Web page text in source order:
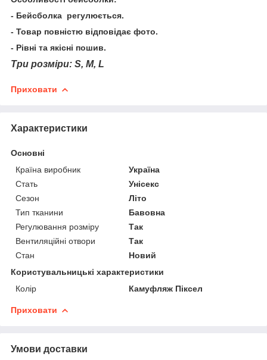
- Бейсболка регулюється.
- Товар повністю відповідає фото.
- Рівні та якісні пошив.
Три розміри: S, M, L
Приховати
Характеристики
Основні
Країна виробник
Україна
Стать
Унісекс
Сезон
Літо
Тип тканини
Бавовна
Регулювання розміру
Так
Вентиляційні отвори
Так
Стан
Новий
Користувальницькі характеристики
Колір
Камуфляж Піксел
Приховати
Умови доставки